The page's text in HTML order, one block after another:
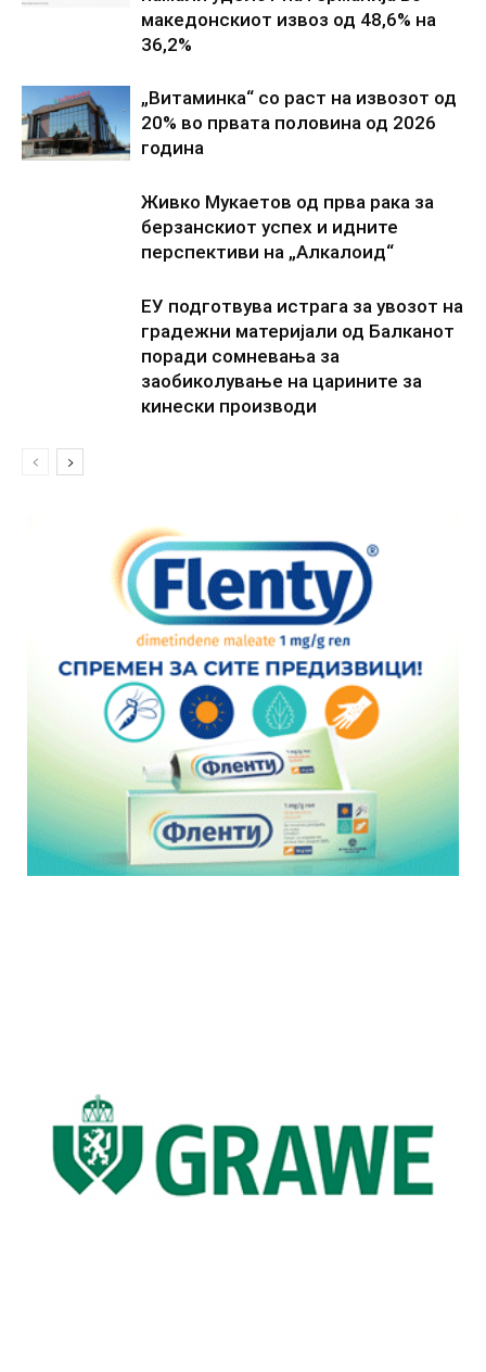
македонскиот извоз од 48,6% на
36,2%
„Витаминка“ со раст на извозот од
20% во првата половина од 2026
година
Живко Мукаетов од прва рака за
берзанскиот успех и идните
перспективи на „Алкалоид“
ЕУ подготвува истрага за увозот на
градежни материјали од Балканот
поради сомневања за
заобиколување на царините за
кинески производи